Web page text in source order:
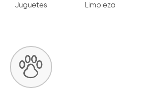
Juguetes Limpieza